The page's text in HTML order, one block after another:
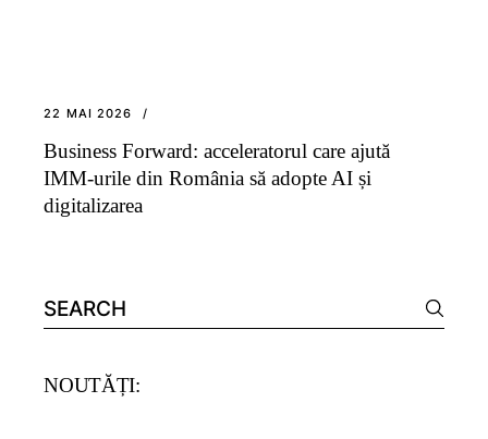
22 MAI 2026
Business Forward: acceleratorul care ajută
IMM-urile din România să adopte AI și
digitalizarea
Search
for:
NOUTĂȚI: